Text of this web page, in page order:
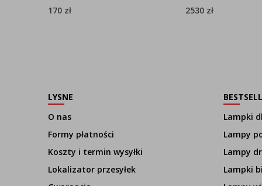
170 zł 2530 zł
LYSNE
O nas
Formy płatności
Koszty i termin wysyłki
Lokalizator przesyłek
Lampki
Lampy
Lampy
Lampki